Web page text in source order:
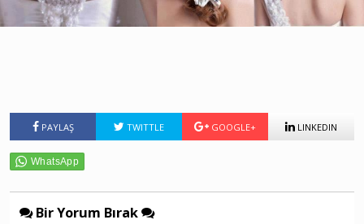
PAYLAŞ TWITTLE GOOGLE+ LINKEDIN
Bir Yorum Bırak